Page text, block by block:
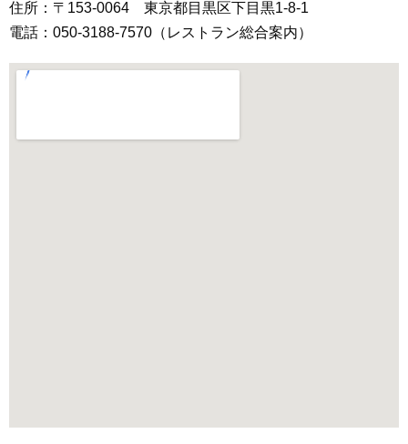
住所：〒153-0064 東京都目黒区下目黒1-8-1
電話：050-3188-7570（レストラン総合案内）